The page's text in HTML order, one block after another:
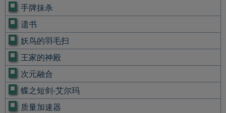
手牌抹杀
遗书
妖鸟的羽毛扫
王家的神殿
次元融合
蝶之短剑-艾尔玛
质量加速器